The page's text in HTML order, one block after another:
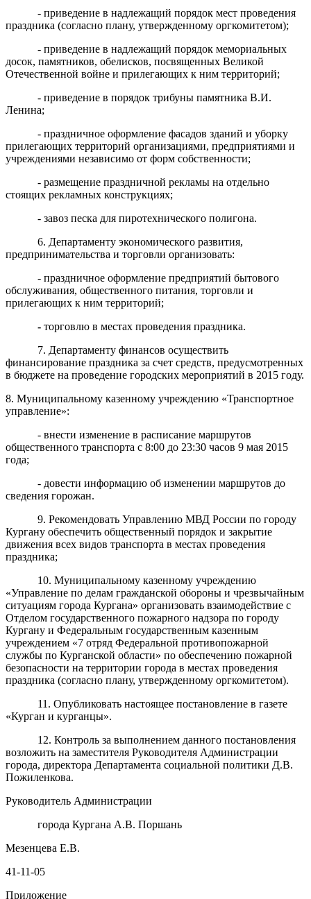
- приведение в надлежащий порядок мест проведения
праздника (согласно плану, утвержденному оргкомитетом);
- приведение в надлежащий порядок мемориальных
досок, памятников, обелисков, посвященных Великой
Отечественной войне и прилегающих к ним территорий;
- приведение в порядок трибуны памятника В.И.
Ленина;
- праздничное оформление фасадов зданий и уборку
прилегающих территорий организациями, предприятиями и
учреждениями независимо от форм собственности;
- размещение праздничной рекламы на отдельно
стоящих рекламных конструкциях;
- завоз песка для пиротехнического полигона.
6. Департаменту экономического развития,
предпринимательства и торговли организовать:
- праздничное оформление предприятий бытового
обслуживания, общественного питания, торговли и
прилегающих к ним территорий;
- торговлю в местах проведения праздника.
7. Департаменту финансов осуществить
финансирование праздника за счет средств, предусмотренных
в бюджете на проведение городских мероприятий в 2015 году.
8. Муниципальному казенному учреждению «Транспортное
управление»:
- внести изменение в расписание маршрутов
общественного транспорта с 8:00 до 23:30 часов 9 мая 2015
года;
- довести информацию об изменении маршрутов до
сведения горожан.
9. Рекомендовать Управлению МВД России по городу
Кургану обеспечить общественный порядок и закрытие
движения всех видов транспорта в местах проведения
праздника;
10. Муниципальному казенному учреждению
«Управление по делам гражданской обороны и чрезвычайным
ситуациям города Кургана» организовать взаимодействие с
Отделом государственного пожарного надзора по городу
Кургану и Федеральным государственным казенным
учреждением «7 отряд Федеральной противопожарной
службы по Курганской области» по обеспечению пожарной
безопасности на территории города в местах проведения
праздника (согласно плану, утвержденному оргкомитетом).
11. Опубликовать настоящее постановление в газете
«Курган и курганцы».
12. Контроль за выполнением данного постановления
возложить на заместителя Руководителя Администрации
города, директора Департамента социальной политики Д.В.
Пожиленкова.
Руководитель Администрации
города Кургана А.В. Поршань
Мезенцева Е.В.
41-11-05
Приложение